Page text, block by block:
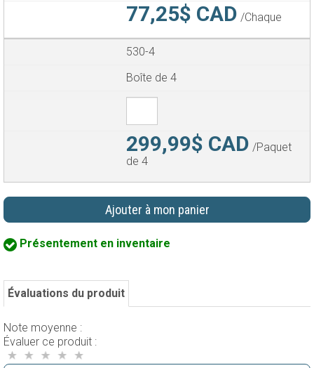
77,25$ CAD /Chaque
530-4
Boîte de 4
299,99$ CAD /Paquet
de 4
Ajouter à mon panier
Présentement en inventaire
Évaluations du produit
Note moyenne :
Évaluer ce produit :